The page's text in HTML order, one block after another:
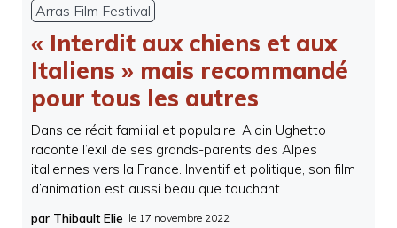
Arras Film Festival
« Interdit aux chiens et aux
Italiens » mais recommandé
pour tous les autres
Dans ce récit familial et populaire, Alain Ughetto
raconte l’exil de ses grands-parents des Alpes
italiennes vers la France. Inventif et politique, son film
d’animation est aussi beau que touchant.
par Thibault Elie le 17 novembre 2022